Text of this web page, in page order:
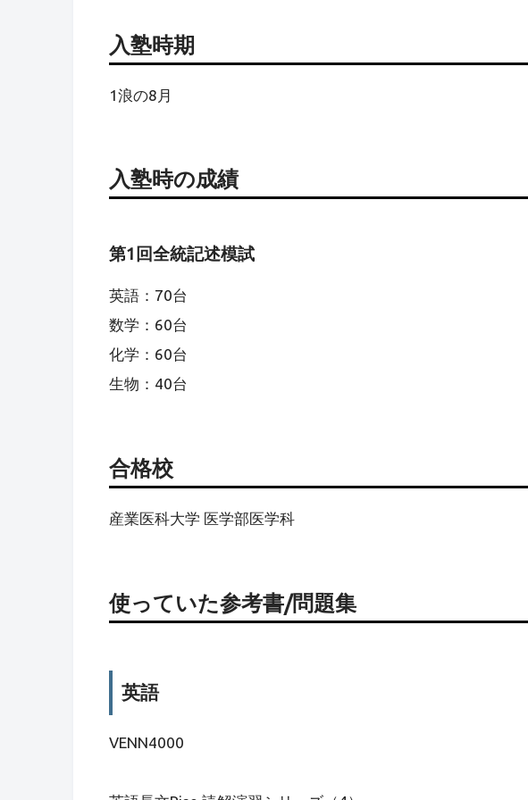
入塾時期
1浪の8月
入塾時の成績
第1回全統記述模試
英語：70台
数学：60台
化学：60台
生物：40台
合格校
産業医科大学 医学部医学科
使っていた参考書/問題集
英語
VENN4000